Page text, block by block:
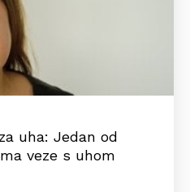
uha: Jedan od
veze s uhom